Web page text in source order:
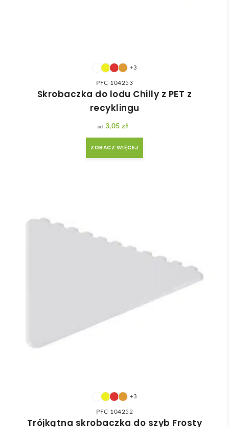
+3
PFC-104253
Skrobaczka do lodu Chilly z PET z
recyklingu
3,05 zł
ZOBACZ WIĘCEJ
+3
PFC-104252
Trójkątna skrobaczka do szyb Frosty